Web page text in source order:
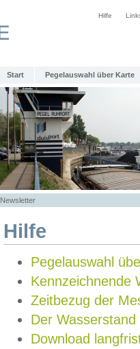
Hilfe
Start Pegelauswahl über Karte
Newsletter
Hilfe
Pegelauswahl
Kennzeichnende
Zeitbezug der
Der Wasserstand
Download